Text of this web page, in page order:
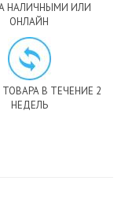
НАЛИЧНЫМИ ИЛИ
ОНЛАЙН
В ТЕЧЕНИЕ 2
НЕДЕЛЬ